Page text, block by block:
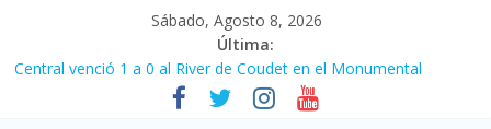
Sábado, Agosto 8, 2026
Última:
Central venció 1 a 0 al River de Coudet en el Monumental
La morosidad alcanzó su nivel más alto en dos décadas y ya
afecta a 400 mil deudores en Santa Fe